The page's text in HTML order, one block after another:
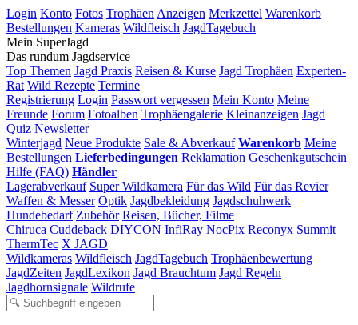
Login Konto Fotos Trophäen Anzeigen Merkzettel Warenkorb
Bestellungen Kameras Wildfleisch JagdTagebuch
Mein SuperJagd
Das rundum Jagdservice
Top Themen Jagd Praxis Reisen & Kurse Jagd Trophäen Experten-
Rat Wild Rezepte Termine
Registrierung Login Passwort vergessen Mein Konto Meine
Freunde Forum Fotoalben Trophäengalerie Kleinanzeigen Jagd
Quiz Newsletter
Winterjagd Neue Produkte Sale & Abverkauf Warenkorb Meine
Bestellungen Lieferbedingungen Reklamation Geschenkgutschein
Hilfe (FAQ) Händler
Lagerabverkauf Super Wildkamera Für das Wild Für das Revier
Waffen & Messer Optik Jagdbekleidung Jagdschuhwerk
Hundebedarf Zubehör Reisen, Bücher, Filme
Chiruca Cuddeback DIYCON InfiRay NocPix Reconyx Summit
ThermTec X JAGD
Wildkameras Wildfleisch JagdTagebuch Trophäenbewertung
JagdZeiten JagdLexikon Jagd Brauchtum Jagd Regeln
Jagdhornsignale Wildrufe